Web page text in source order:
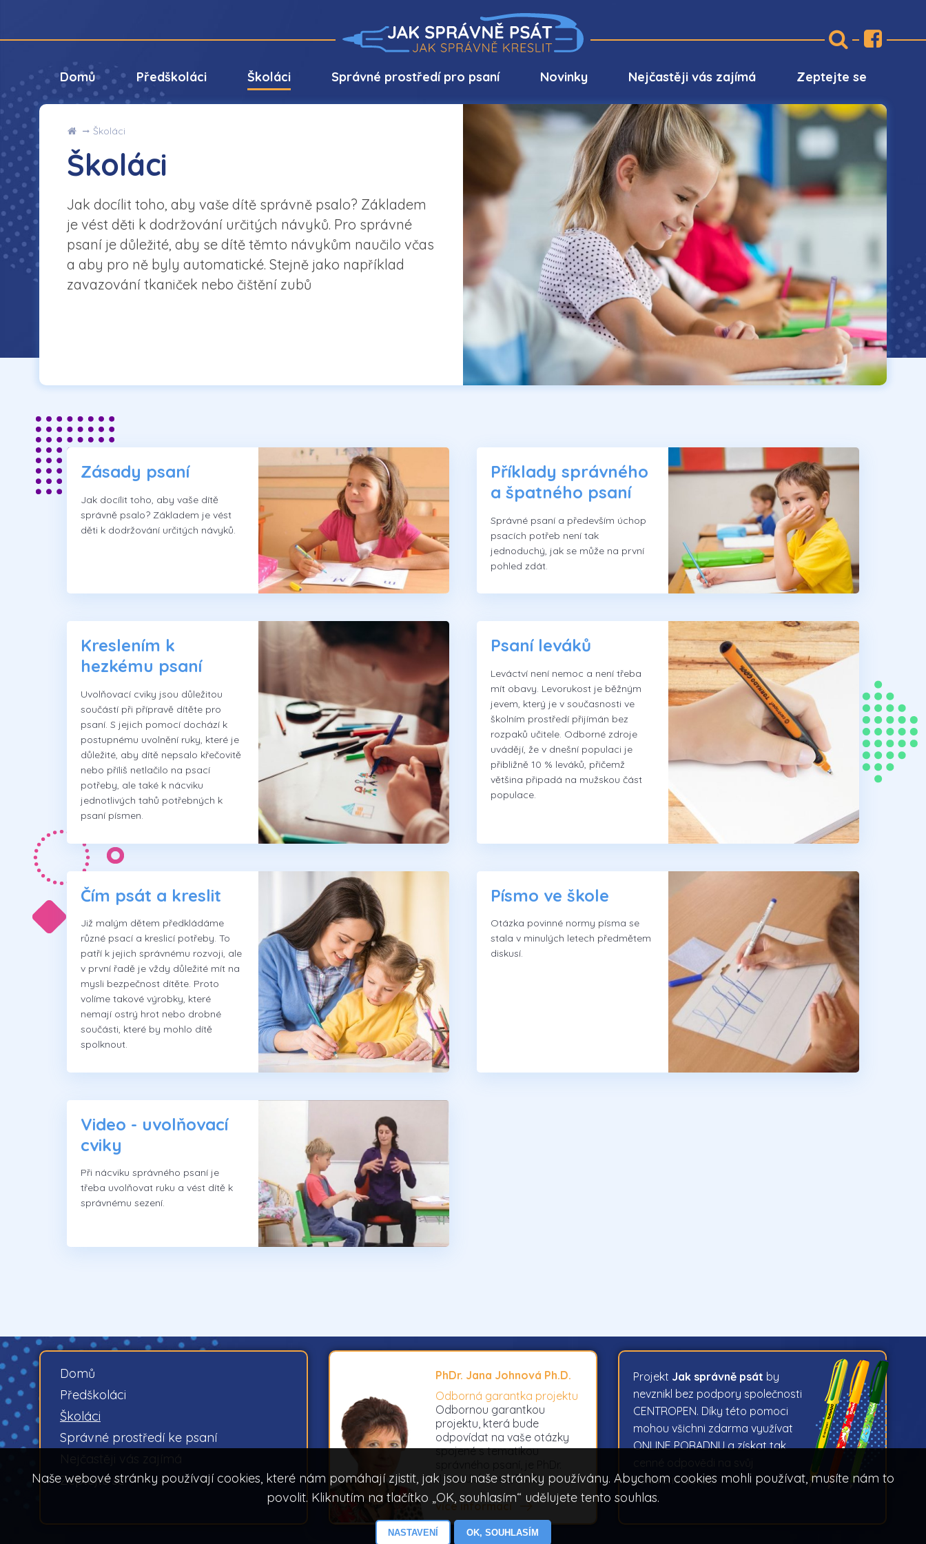
Domů Předškoláci Školáci Správné prostředí pro psaní Novinky Nejčastěji vás zajímá Zeptejte se
Úvod Školáci
Školáci
Jak docílit toho, aby vaše dítě správně psalo? Základem
je vést děti k dodržování určitých návyků. Pro správné
psaní je důležité, aby se dítě těmto návykům naučilo včas
a aby pro ně byly automatické. Stejně jako například
zavazování tkaniček nebo čištění zubů
Zásady psaní
Jak docílit toho, aby vaše dítě
správně psalo? Základem je vést
děti k dodržování určitých návyků.
Příklady správného
a špatného psaní
Správné psaní a především úchop
psacích potřeb není tak
jednoduchý, jak se může na první
pohled zdát.
Kreslením k
hezkému psaní
Uvolňovací cviky jsou důležitou
součástí při přípravě dítěte pro
psaní. S jejich pomocí dochází k
postupnému uvolnění ruky, které je
důležité, aby dítě nepsalo křečovitě
nebo příliš netlačilo na psací
potřeby, ale také k nácviku
jednotlivých tahů potřebných k
psaní písmen.
Psaní leváků
Leváctví není nemoc a není třeba
mít obavy. Levorukost je běžným
jevem, který je v současnosti ve
školním prostředí přijímán bez
rozpaků učitele. Odborné zdroje
uvádějí, že v dnešní populaci je
přibližně 10 % leváků, přičemž
většina připadá na mužskou část
populace.
Čím psát a kreslit
Již malým dětem předkládáme
různé psací a kreslicí potřeby. To
patří k jejich správnému rozvoji, ale
v první řadě je vždy důležité mít na
mysli bezpečnost dítěte. Proto
volíme takové výrobky, které
nemají ostrý hrot nebo drobné
součásti, které by mohlo dítě
spolknout.
Písmo ve škole
Otázka povinné normy písma se
stala v minulých letech předmětem
diskusí.
Video - uvolňovací
cviky
Při nácviku správného psaní je
třeba uvolňovat ruku a vést dítě k
správnému sezení.
Domů
Předškoláci
Školáci
Správné prostředí ke psaní
Zeptejte se
PhDr. Jana Johnová Ph.D.
Odborná garantka projektu
Odbornou garantkou
projektu, která bude
odpovídat na vaše otázky
spojené s tematikou
Jana Johnová, Ph.D..
více informací
Projekt Jak správně psát by
nevznikl bez podpory společnosti
CENTROPEN. Díky této pomoci
mohou všichni zdarma využívat
ONLINE PORADNU a získat tak
konkrétní dotaz.
Naše webové stránky používají cookies, které nám pomáhají zjistit, jak jsou naše stránky používány. Abychom cookies mohli používat, musíte nám to
povolit. Kliknutím na tlačítko „OK, souhlasím“ udělujete tento souhlas.
NASTAVENÍ OK, SOUHLASÍM